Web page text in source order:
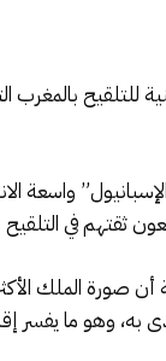
للتلقيح بالمغرب
واسعة
ثقتهم في التلقيح
الملك الأكثر
وهو ما يفسر